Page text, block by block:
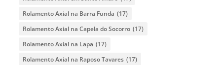
Rolamento Axial na Barra Funda (17)
Rolamento Axial na Capela do Socorro (17)
Rolamento Axial na Lapa (17)
Rolamento Axial na Raposo Tavares (17)